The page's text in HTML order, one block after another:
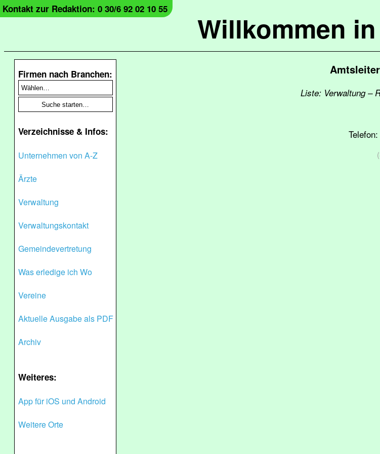
Willkommen
Kontakt zur Redaktion: 0 30/6 92 02 10 55
Firmen nach Branchen:
Verzeichnisse & Infos:
Unternehmen von A-Z
Ärzte
Verwaltung
Verwaltungskontakt
Gemeindevertretung
Was erledige ich Wo
Vereine
Aktuelle Ausgabe als PDF
Archiv
Weiteres:
App für iOS und Android
Weitere Orte
Liste: Verwaltung –
Telefon: